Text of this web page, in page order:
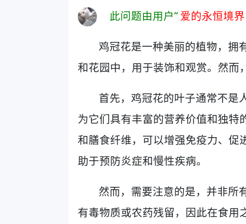
此问题由用户“ 爱的永恒境界
鸡冠花是一种美丽的植物，拥
和花园中，用于装饰和观赏。然而
首先，鸡冠花的叶子通常不是
为它们具有丰富的营养价值和独特
和膳食纤维，可以增强免疫力、促
助于预防炎症和慢性疾病。
然而，需要注意的是，并非所
有毒物质或农药残留，因此在食用